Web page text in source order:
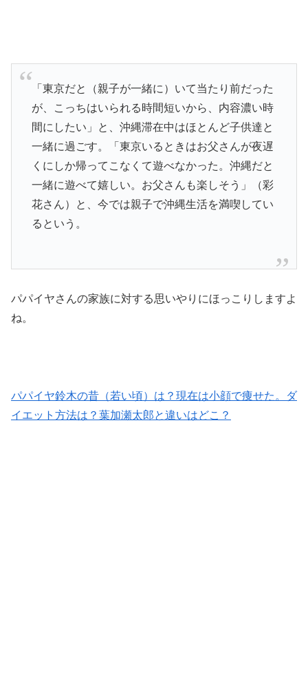
「東京だと（親子が一緒に）いて当たり前だった
が、こっちはいられる時間短いから、内容濃い時
間にしたい」と、沖縄滞在中はほとんど子供達と
一緒に過ごす。「東京いるときはお父さんが夜遅
くにしか帰ってこなくて遊べなかった。沖縄だと
一緒に遊べて嬉しい。お父さんも楽しそう」（彩
花さん）と、今では親子で沖縄生活を満喫してい
るという。
パパイヤさんの家族に対する思いやりにほっこりしますよ
ね。
パパイヤ鈴木の昔（若い頃）は？現在は小顔で痩せた。ダ
イエット方法は？葉加瀬太郎と違いはどこ？